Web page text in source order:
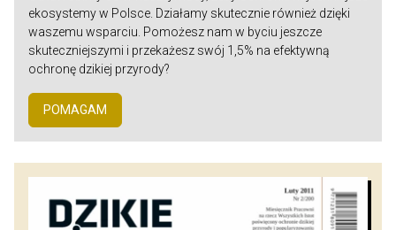
ekosystemy w Polsce. Działamy skutecznie również dzięki
waszemu wsparciu. Pomożesz nam w byciu jeszcze
skuteczniejszymi i przekażesz swój 1,5% na efektywną
ochronę dzikiej przyrody?
POMAGAM